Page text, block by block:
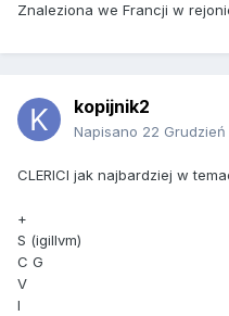
Znaleziona we Francji w
kopijnik2
Napisano 22 Grudzień
CLERICI jak najbardziej w
+
S (igillvm)
C G
V
I